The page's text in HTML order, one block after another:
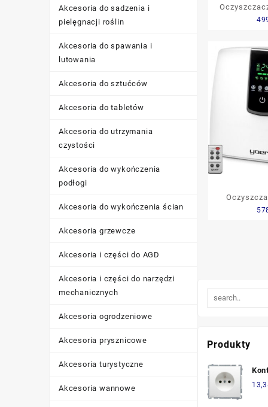
Akcesoria do sadzenia i
pielęgnacji roślin
Akcesoria do spawania i
lutowania
Akcesoria do sztućców
Akcesoria do tabletów
Akcesoria do utrzymania
czystości
Akcesoria do wykończenia
podłogi
Akcesoria do wykończenia ścian
Akcesoria grzewcze
Akcesoria i części do AGD
Akcesoria i części do narzędzi
mechanicznych
Akcesoria ogrodzeniowe
Akcesoria prysznicowe
Akcesoria turystyczne
Akcesoria wannowe
YOER
Produkty